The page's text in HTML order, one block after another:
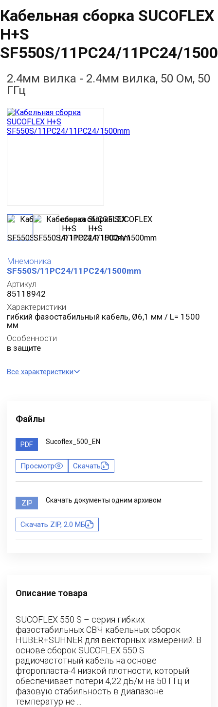
Кабельная сборка SUCOFLEX
H+S
SF550S/11PC24/11PC24/
2.4мм вилка - 2.4мм вилка, 50 Ом, 50
ГГц
Мнемоника
SF550S/11PC24/11PC24/1500mm
Артикул
85118942
Характеристики
гибкий фазостабильный кабель, Ø6,1 мм / L= 1500
мм
Особенности
в защите
Все характеристики
Файлы
PDF Sucoflex_500_EN
Просмотр Скачать
ZIP Скачать документы одним архивом
Скачать ZIP, 2.0 МБ
Описание товара
SUCOFLEX 550 S – серия гибких
фазостабильных СВЧ кабельных сборок
HUBER+SUHNER для векторных измерений. В
основе сборок SUCOFLEX 550 S
радиочастотный кабель на основе
фторопласта-4 низкой плотности, который
обеспечивает потери 4,22 дБ/м на 50 ГГц и
фазовую стабильность в диапазоне
температур не ...